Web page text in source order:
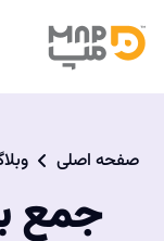
صفحه اصلی